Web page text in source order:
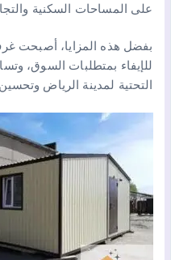
على المساحات السكنية
بفضل هذه المزايا، أصبحت
للإيفاء بمتطلبات السوق،
التحتية لمدينة الرياض